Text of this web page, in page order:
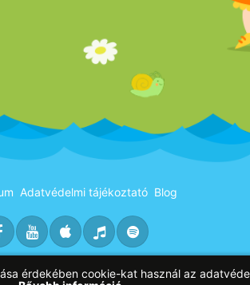
érdekében cookie-kat használ az
Adatvédelmi tájékoztató Blog